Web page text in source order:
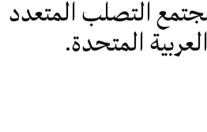
التصلب المتعدد
المتحدة.